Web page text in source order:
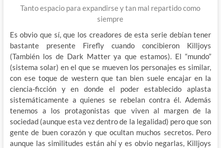
Tanto espacio para expandirse y tan mal repartido como
siempre
Es obvio que sí, que los creadores de esta serie debían tener
bastante presente Firefly cuando concibieron Killjoys
(También los de Dark Matter ya que estamos). El “mundo”
(sistema solar) en el que se mueven los personajes es similar,
con ese toque de western que tan bien suele encajar en la
ciencia-ficción y en donde el poder establecido aplasta
sistemáticamente a quienes se rebelan contra él. Además
tenemos a los protagonistas que viven al margen de la
sociedad (aunque esta vez dentro de la legalidad) pero que son
gente de buen corazón y que ocultan muchos secretos. Pero
aunque las similitudes están ahí y es obvio negarlas, Killjoys